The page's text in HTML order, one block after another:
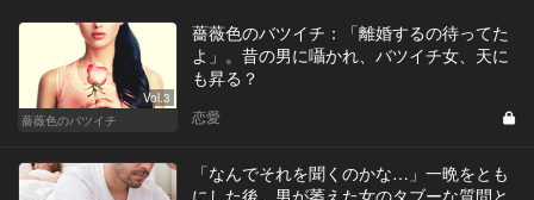
Vol.3
薔薇色のバツイチ
薔薇色のバツイチ：「離婚するの待ってた
よ」。昔の男に囁かれ、バツイチ女、天に
も昇る？
恋愛
「なんでそれを聞くのかな…」一晩をとも